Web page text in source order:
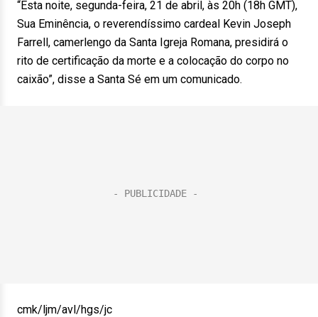
“Esta noite, segunda-feira, 21 de abril, às 20h (18h GMT),
Sua Eminência, o reverendíssimo cardeal Kevin Joseph
Farrell, camerlengo da Santa Igreja Romana, presidirá o
rito de certificação da morte e a colocação do corpo no
caixão”, disse a Santa Sé em um comunicado.
cmk/ljm/avl/hgs/jc